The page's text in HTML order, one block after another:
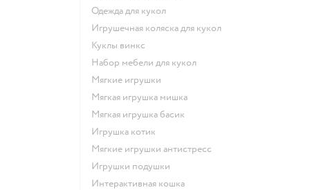
Одежда для кукол
Игрушечная коляска для кукол
Куклы винкс
Набор мебели для кукол
Мягкие игрушки
Мягкая игрушка мишка
Мягкая игрушка басик
Игрушка котик
Мягкие игрушки антистресс
Игрушки подушки
Интерактивная кошка